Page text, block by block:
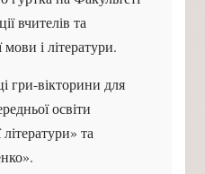
вчителів та
мови і літератури.
гри-вікторини для
освіти
та